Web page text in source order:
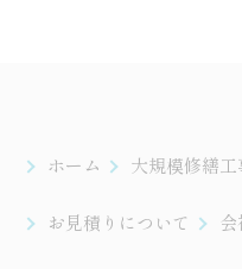
ホーム 大規模修繕工
お見積りについて